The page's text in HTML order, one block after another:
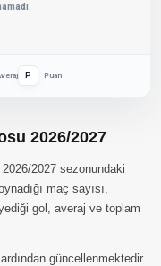
P Puan
2026/2027
2027 sezonundaki
maç sayısı,
gol, averaj ve toplam
güncellenmektedir.